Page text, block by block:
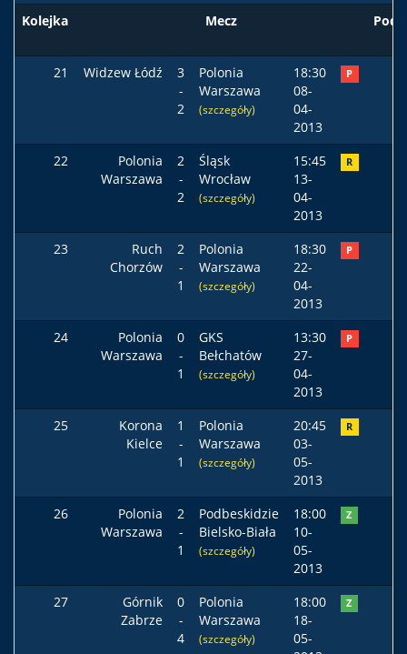
Kolejka Mecz
21 Widzew Łódź
3
-
2
Polonia
Warszawa
(szczegóły)
18:30
08-
04-
2013
P
22
Polonia
Warszawa
2
-
2
Śląsk
Wrocław
(szczegóły)
15:45
13-
04-
2013
R
23
Ruch
Chorzów
2
-
1
Polonia
Warszawa
(szczegóły)
18:30
22-
04-
2013
P
24
Polonia
Warszawa
0
-
1
GKS
Bełchatów
(szczegóły)
13:30
27-
04-
2013
P
25
Korona
Kielce
1
-
1
Polonia
Warszawa
(szczegóły)
20:45
03-
05-
2013
R
26
Polonia
Warszawa
2
-
1
Podbeskidzie
Bielsko-Biała
(szczegóły)
18:00
10-
05-
2013
Z
27
Górnik
Zabrze
0
-
4
Polonia
Warszawa
(szczegóły)
18:00
18-
05-
Z